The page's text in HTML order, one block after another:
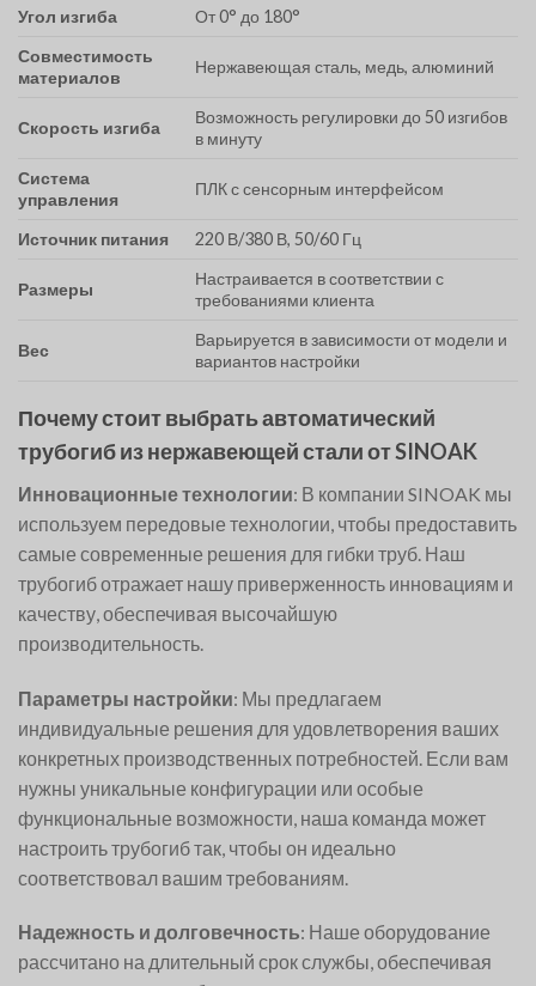
Угол изгиба
От 0° до 180°
Совместимость
материалов
Нержавеющая сталь, медь, алюминий
Скорость изгиба
Возможность регулировки до 50 изгибов
в минуту
Система
управления
ПЛК с сенсорным интерфейсом
Источник питания 220 В/380 В, 50/60 Гц
Размеры
Настраивается в соответствии с
требованиями клиента
Вес
Варьируется в зависимости от модели и
вариантов настройки
Почему стоит выбрать автоматический
трубогиб из нержавеющей стали от SINOAK
Инновационные технологии: В компании SINOAK мы
используем передовые технологии, чтобы предоставить
самые современные решения для гибки труб. Наш
трубогиб отражает нашу приверженность инновациям и
качеству, обеспечивая высочайшую
производительность.
Параметры настройки: Мы предлагаем
индивидуальные решения для удовлетворения ваших
конкретных производственных потребностей. Если вам
нужны уникальные конфигурации или особые
функциональные возможности, наша команда может
настроить трубогиб так, чтобы он идеально
соответствовал вашим требованиям.
Надежность и долговечность: Наше оборудование
рассчитано на длительный срок службы, обеспечивая